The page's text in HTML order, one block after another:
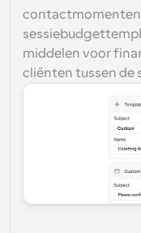
middelen voor
cliënten tussen de